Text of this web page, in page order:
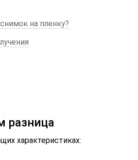
на пленку?
разница
характеристиках: